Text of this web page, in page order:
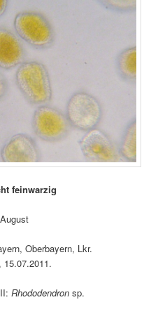
feinwarzig
Oberbayern, Lkr.
15.07.2011.
Rhododendron sp.